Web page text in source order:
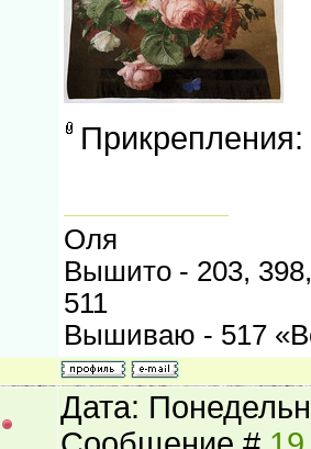
Прикрепления:
Оля
Вышито - 203,
511
Вышиваю - 517
Дата: